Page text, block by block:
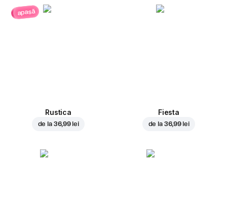
apasă
Rustica
de la 36,99 lei
Fiesta
de la 36,99 lei